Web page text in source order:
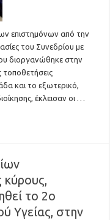
επιστημόνων από την
του Συνεδρίου με
διοργανώθηκε στην
τοποθετήσεις
και το εξωτερικό,
έκλεισαν οι …
κύρους,
το 2ο
Υγείας, στην